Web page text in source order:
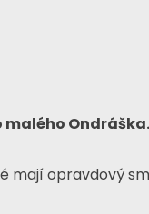
malého Ondráška.
mají opravdový